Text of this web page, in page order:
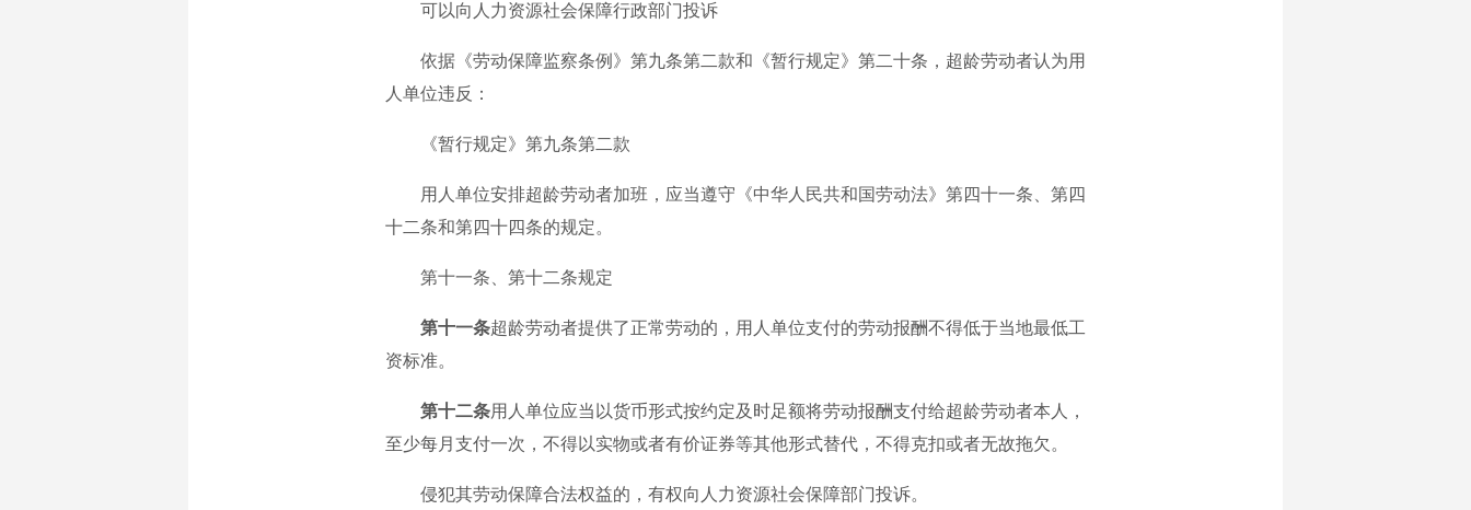
可以向人力资源社会保障行政部门投诉
依据《劳动保障监察条例》第九条第二款和《暂行规定》第二十条，超龄劳动者认为用
人单位违反：
《暂行规定》第九条第二款
用人单位安排超龄劳动者加班，应当遵守《中华人民共和国劳动法》第四十一条、第四
十二条和第四十四条的规定。
第十一条、第十二条规定
第十一条超龄劳动者提供了正常劳动的，用人单位支付的劳动报酬不得低于当地最低工
资标准。
第十二条用人单位应当以货币形式按约定及时足额将劳动报酬支付给超龄劳动者本人，
至少每月支付一次，不得以实物或者有价证券等其他形式替代，不得克扣或者无故拖欠。
侵犯其劳动保障合法权益的，有权向人力资源社会保障部门投诉。